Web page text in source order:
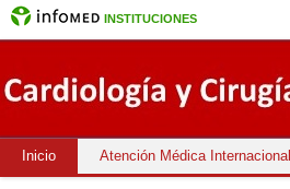
INSTITUCIONES
Inicio Atención Médica Internacional